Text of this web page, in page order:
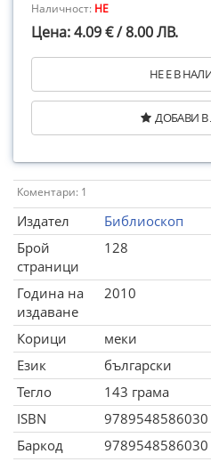
Наличност: НЕ
Цена: 4.09 € / 8.00 ЛВ.
НЕ Е В
ДОБАВИ
Коментари: 1
Издател
Библиоскоп
Брой
страници
128
Година на
издаване
2010
Корици
меки
Език
български
Тегло
143 грама
ISBN
9789548586030
Баркод
9789548586030